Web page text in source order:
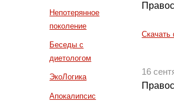
Непотерянное
поколение
Беседы с
диетологом
ЭкоЛогика
Апокалипсис
Скачать
16